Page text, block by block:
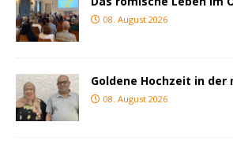
08. August 2026
Goldene Hochzeit in der
08. August 2026